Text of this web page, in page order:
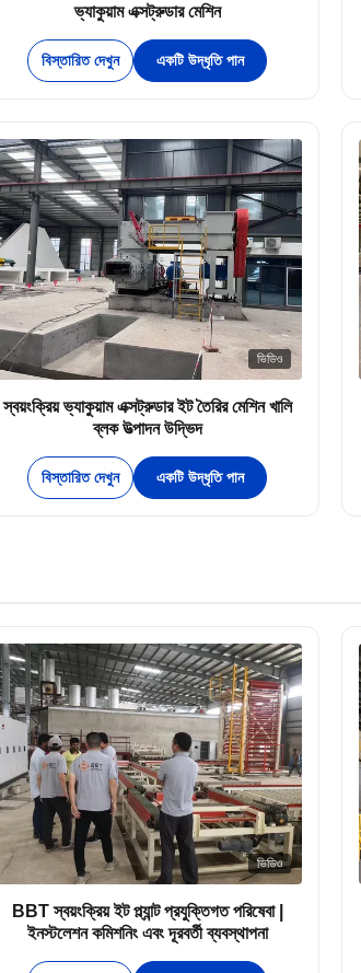
ভ্যাকুয়াম এক্সট্রুডার মেশিন
বিস্তারিত দেখুন একটি উদ্ধৃতি পান
ভিডিও
স্বয়ংক্রিয় ভ্যাকুয়াম এক্সট্রুডার ইট তৈরির মেশিন খালি
ব্লক উত্পাদন উদ্ভিদ
বিস্তারিত দেখুন একটি উদ্ধৃতি পান
ভিডিও
BBT স্বয়ংক্রিয় ইট প্ল্যান্ট প্রযুক্তিগত পরিষেবা |
ইনস্টলেশন কমিশনিং এবং দূরবর্তী ব্যবস্থাপনা